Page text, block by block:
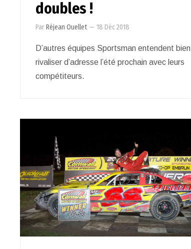
doubles !
ParRéjean Ouellet — 18 Déc 2018
D’autres équipes Sportsman entendent bien
rivaliser d’adresse l’été prochain avec leurs
compétiteurs.